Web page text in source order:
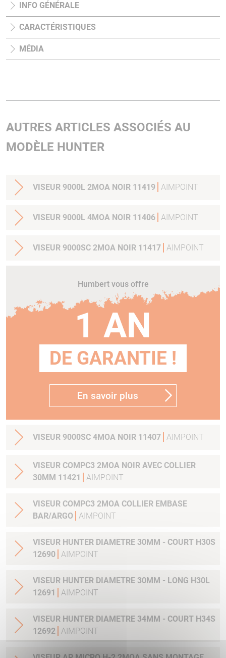
INFO GÉNÉRALE
CARACTÉRISTIQUES
MÉDIA
AUTRES ARTICLES ASSOCIÉS AU
MODÈLE HUNTER
VISEUR 9000L 2MOA NOIR 11419 AIMPOINT
VISEUR 9000L 4MOA NOIR 11406 AIMPOINT
VISEUR 9000SC 2MOA NOIR 11417 AIMPOINT
Humbert vous offre
1 AN
DE GARANTIE !
En savoir plus
VISEUR 9000SC 4MOA NOIR 11407 AIMPOINT
VISEUR COMPC3 2MOA NOIR AVEC COLLIER
30MM 11421
AIMPOINT
VISEUR COMPC3 2MOA COLLIER EMBASE
BAR/ARGO
AIMPOINT
VISEUR HUNTER DIAMETRE 30MM - COURT H30S
12690 AIMPOINT
VISEUR HUNTER DIAMETRE 30MM - LONG H30L
12691
AIMPOINT
VISEUR HUNTER DIAMETRE 34MM - COURT H34S
12692 AIMPOINT